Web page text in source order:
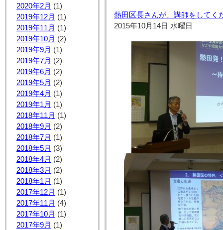
2020年2月 (1)
2019年12月 (1)
2019年11月 (1)
2019年10月 (2)
2019年9月 (1)
2019年7月 (2)
2019年6月 (2)
2019年5月 (2)
2019年4月 (1)
2019年1月 (1)
2018年11月 (1)
2018年9月 (2)
2018年7月 (1)
2018年5月 (3)
2018年4月 (2)
2018年3月 (2)
2018年1月 (1)
2017年12月 (1)
2017年11月 (4)
2017年10月 (1)
2017年9月 (1)
熱田区長さんが、講師をしてく
2015年10月14日 水曜日